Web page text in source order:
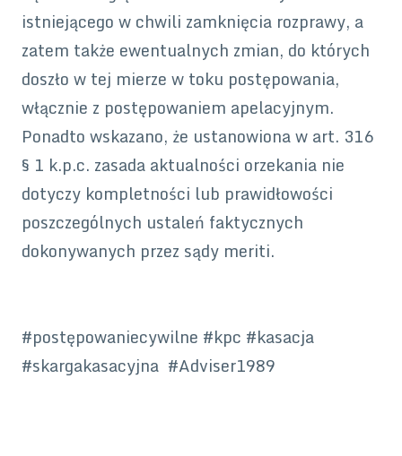
istniejącego w chwili zamknięcia rozprawy, a
zatem także ewentualnych zmian, do których
doszło w tej mierze w toku postępowania,
włącznie z postępowaniem apelacyjnym.
Ponadto wskazano, że ustanowiona w art. 316
§ 1 k.p.c. zasada aktualności orzekania nie
dotyczy kompletności lub prawidłowości
poszczególnych ustaleń faktycznych
dokonywanych przez sądy meriti.
#postępowaniecywilne #kpc #kasacja
#skargakasacyjna #Adviser1989